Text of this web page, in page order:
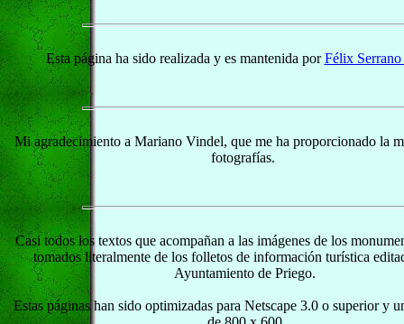
Esta página ha sido realizada y es mantenida porFélix
Mi agradecimiento a Mariano Vindel, que me ha proporcionado la
fotografías.
Casi todos los textos que acompañan a las imágenes de los
tomados literalmente de los folletos de información turística
Ayuntamiento de Priego.
Estas páginas han sido optimizadas para Netscape 3.0 o superior y